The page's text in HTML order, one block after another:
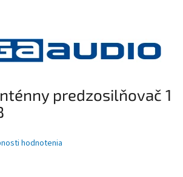
predzosilňovač 1
hodnotenia